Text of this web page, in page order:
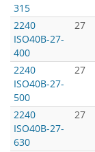
315
2240
ISO40B-27-
400
27
2240
ISO40B-27-
500
27
2240
ISO40B-27-
630
27